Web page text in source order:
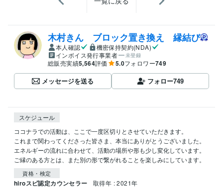
木村きん ブロック置き換え 縁結び
本人確認
機密保持契約(NDA)
インボイス発行事業者
未登録
総販売実績5,564評価 5.0フォロワー749
メッセージを送る フォロー749
スケジュール
ココナラでの活動は、ここで一度区切りとさせていただきます。
これまで関わってくださった皆さま、本当にありがとうございました。
エネルギーの流れに合わせて、活動の場所や形も少し変化しています。
ご縁のある方とは、また別の形で繋がれることを楽しみにしています。
資格・検定
hiroスピ認定カウンセラー 取得年 : 2021年